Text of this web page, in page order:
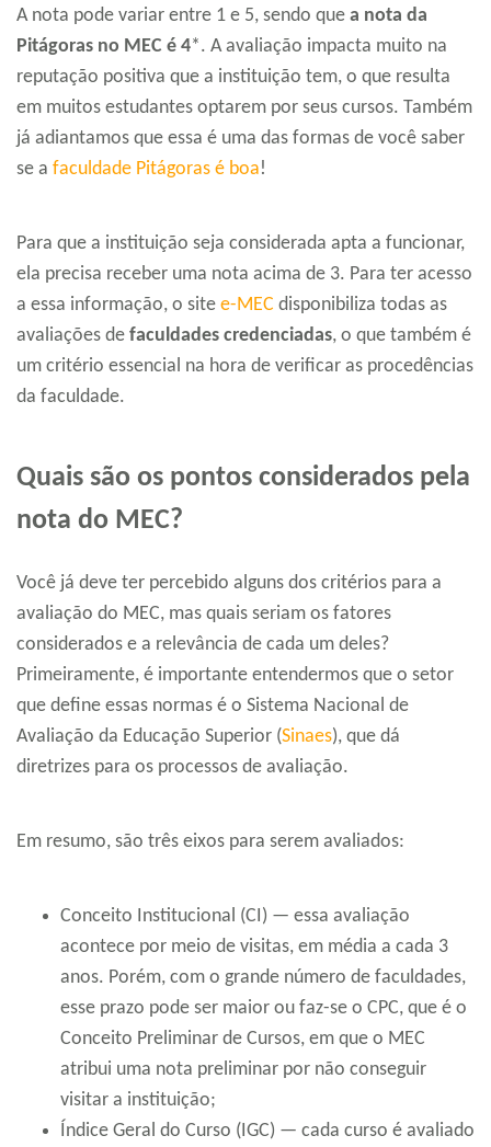
A nota pode variar entre 1 e 5, sendo que a nota da
Pitágoras no MEC é 4*. A avaliação impacta muito na
reputação positiva que a instituição tem, o que resulta
em muitos estudantes optarem por seus cursos. Também
já adiantamos que essa é uma das formas de você saber
se a faculdade Pitágoras é boa!
Para que a instituição seja considerada apta a funcionar,
ela precisa receber uma nota acima de 3. Para ter acesso
a essa informação, o site e-MEC disponibiliza todas as
avaliações de faculdades credenciadas, o que também é
um critério essencial na hora de verificar as procedências
da faculdade.
Quais são os pontos considerados pela
nota do MEC?
Você já deve ter percebido alguns dos critérios para a
avaliação do MEC, mas quais seriam os fatores
considerados e a relevância de cada um deles?
Primeiramente, é importante entendermos que o setor
que define essas normas é o Sistema Nacional de
Avaliação da Educação Superior (Sinaes), que dá
diretrizes para os processos de avaliação.
Em resumo, são três eixos para serem avaliados:
Conceito Institucional (CI) — essa avaliação
acontece por meio de visitas, em média a cada 3
anos. Porém, com o grande número de faculdades,
esse prazo pode ser maior ou faz-se o CPC, que é o
Conceito Preliminar de Cursos, em que o MEC
atribui uma nota preliminar por não conseguir
visitar a instituição;
Índice Geral do Curso (IGC) — cada curso é avaliado